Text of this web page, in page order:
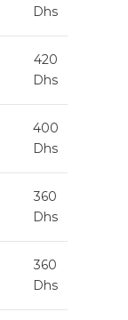
Dhs
420
Dhs
400
Dhs
360
Dhs
360
Dhs